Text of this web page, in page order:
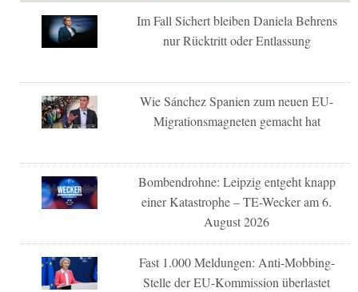
Im Fall Sichert bleiben Daniela Behrens
nur Rücktritt oder Entlassung
Wie Sánchez Spanien zum neuen EU-
Migrationsmagneten gemacht hat
Bombendrohne: Leipzig entgeht knapp
einer Katastrophe – TE-Wecker am 6.
August 2026
Fast 1.000 Meldungen: Anti-Mobbing-
Stelle der EU-Kommission überlastet